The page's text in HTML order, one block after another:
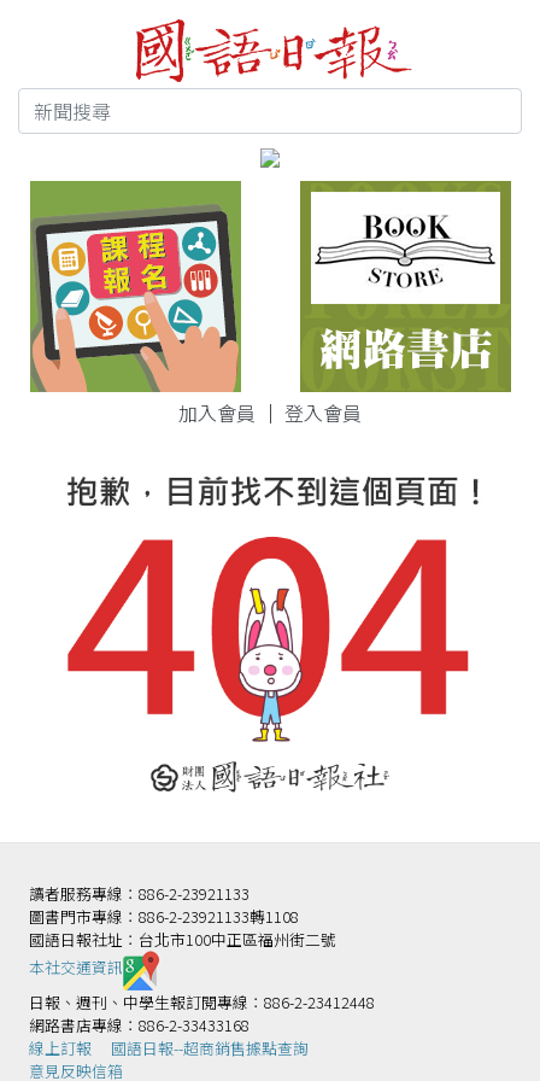
加入會員 ｜ 登入會員
讀者服務專線：886-2-23921133
圖書門市專線：886-2-23921133轉1108
國語日報社址：台北市100中正區福州街二號
本社交通資訊️
日報、週刊、中學生報訂閱專線：886-2-23412448
網路書店專線：886-2-33433168
線上訂報
國語日報--超商銷售據點查詢
意見反映信箱